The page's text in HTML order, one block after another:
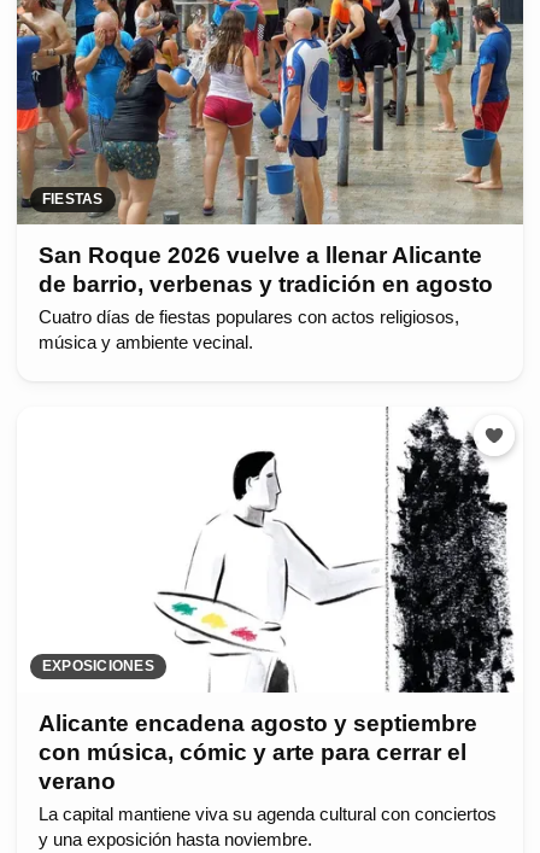
FIESTAS
San Roque 2026 vuelve a llenar Alicante
de barrio, verbenas y tradición en agosto
Cuatro días de fiestas populares con actos religiosos,
música y ambiente vecinal.
EXPOSICIONES
Alicante encadena agosto y septiembre
con música, cómic y arte para cerrar el
verano
La capital mantiene viva su agenda cultural con conciertos
y una exposición hasta noviembre.